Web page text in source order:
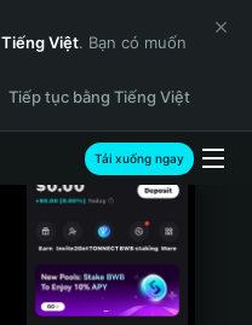
Tiếng Việt. Bạn có muốn
Tiếp tục bằng Tiếng Việt
Tải xuống ngay